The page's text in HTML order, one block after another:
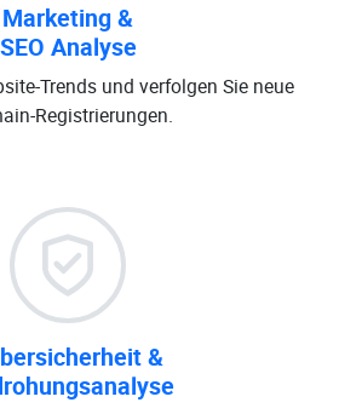
Marketing &
SEO Analyse
Trends und verfolgen Sie neue
Registrierungen.
&